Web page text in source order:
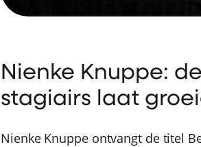
Nienke Knuppe:
stagiairs laat
Nienke Knuppe ontvangt de titel